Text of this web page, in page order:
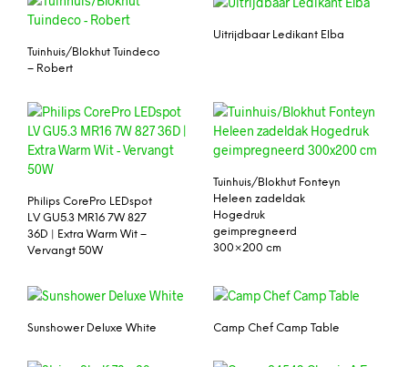
Tuinhuis/Blokhut Tuindeco
– Robert
Uitrijdbaar Ledikant Elba
Philips CorePro LEDspot
LV GU5.3 MR16 7W 827
36D | Extra Warm Wit –
Vervangt 50W
Tuinhuis/Blokhut Fonteyn
Heleen zadeldak
Hogedruk
geimpregneerd
300×200 cm
Sunshower Deluxe White Camp Chef Camp Table